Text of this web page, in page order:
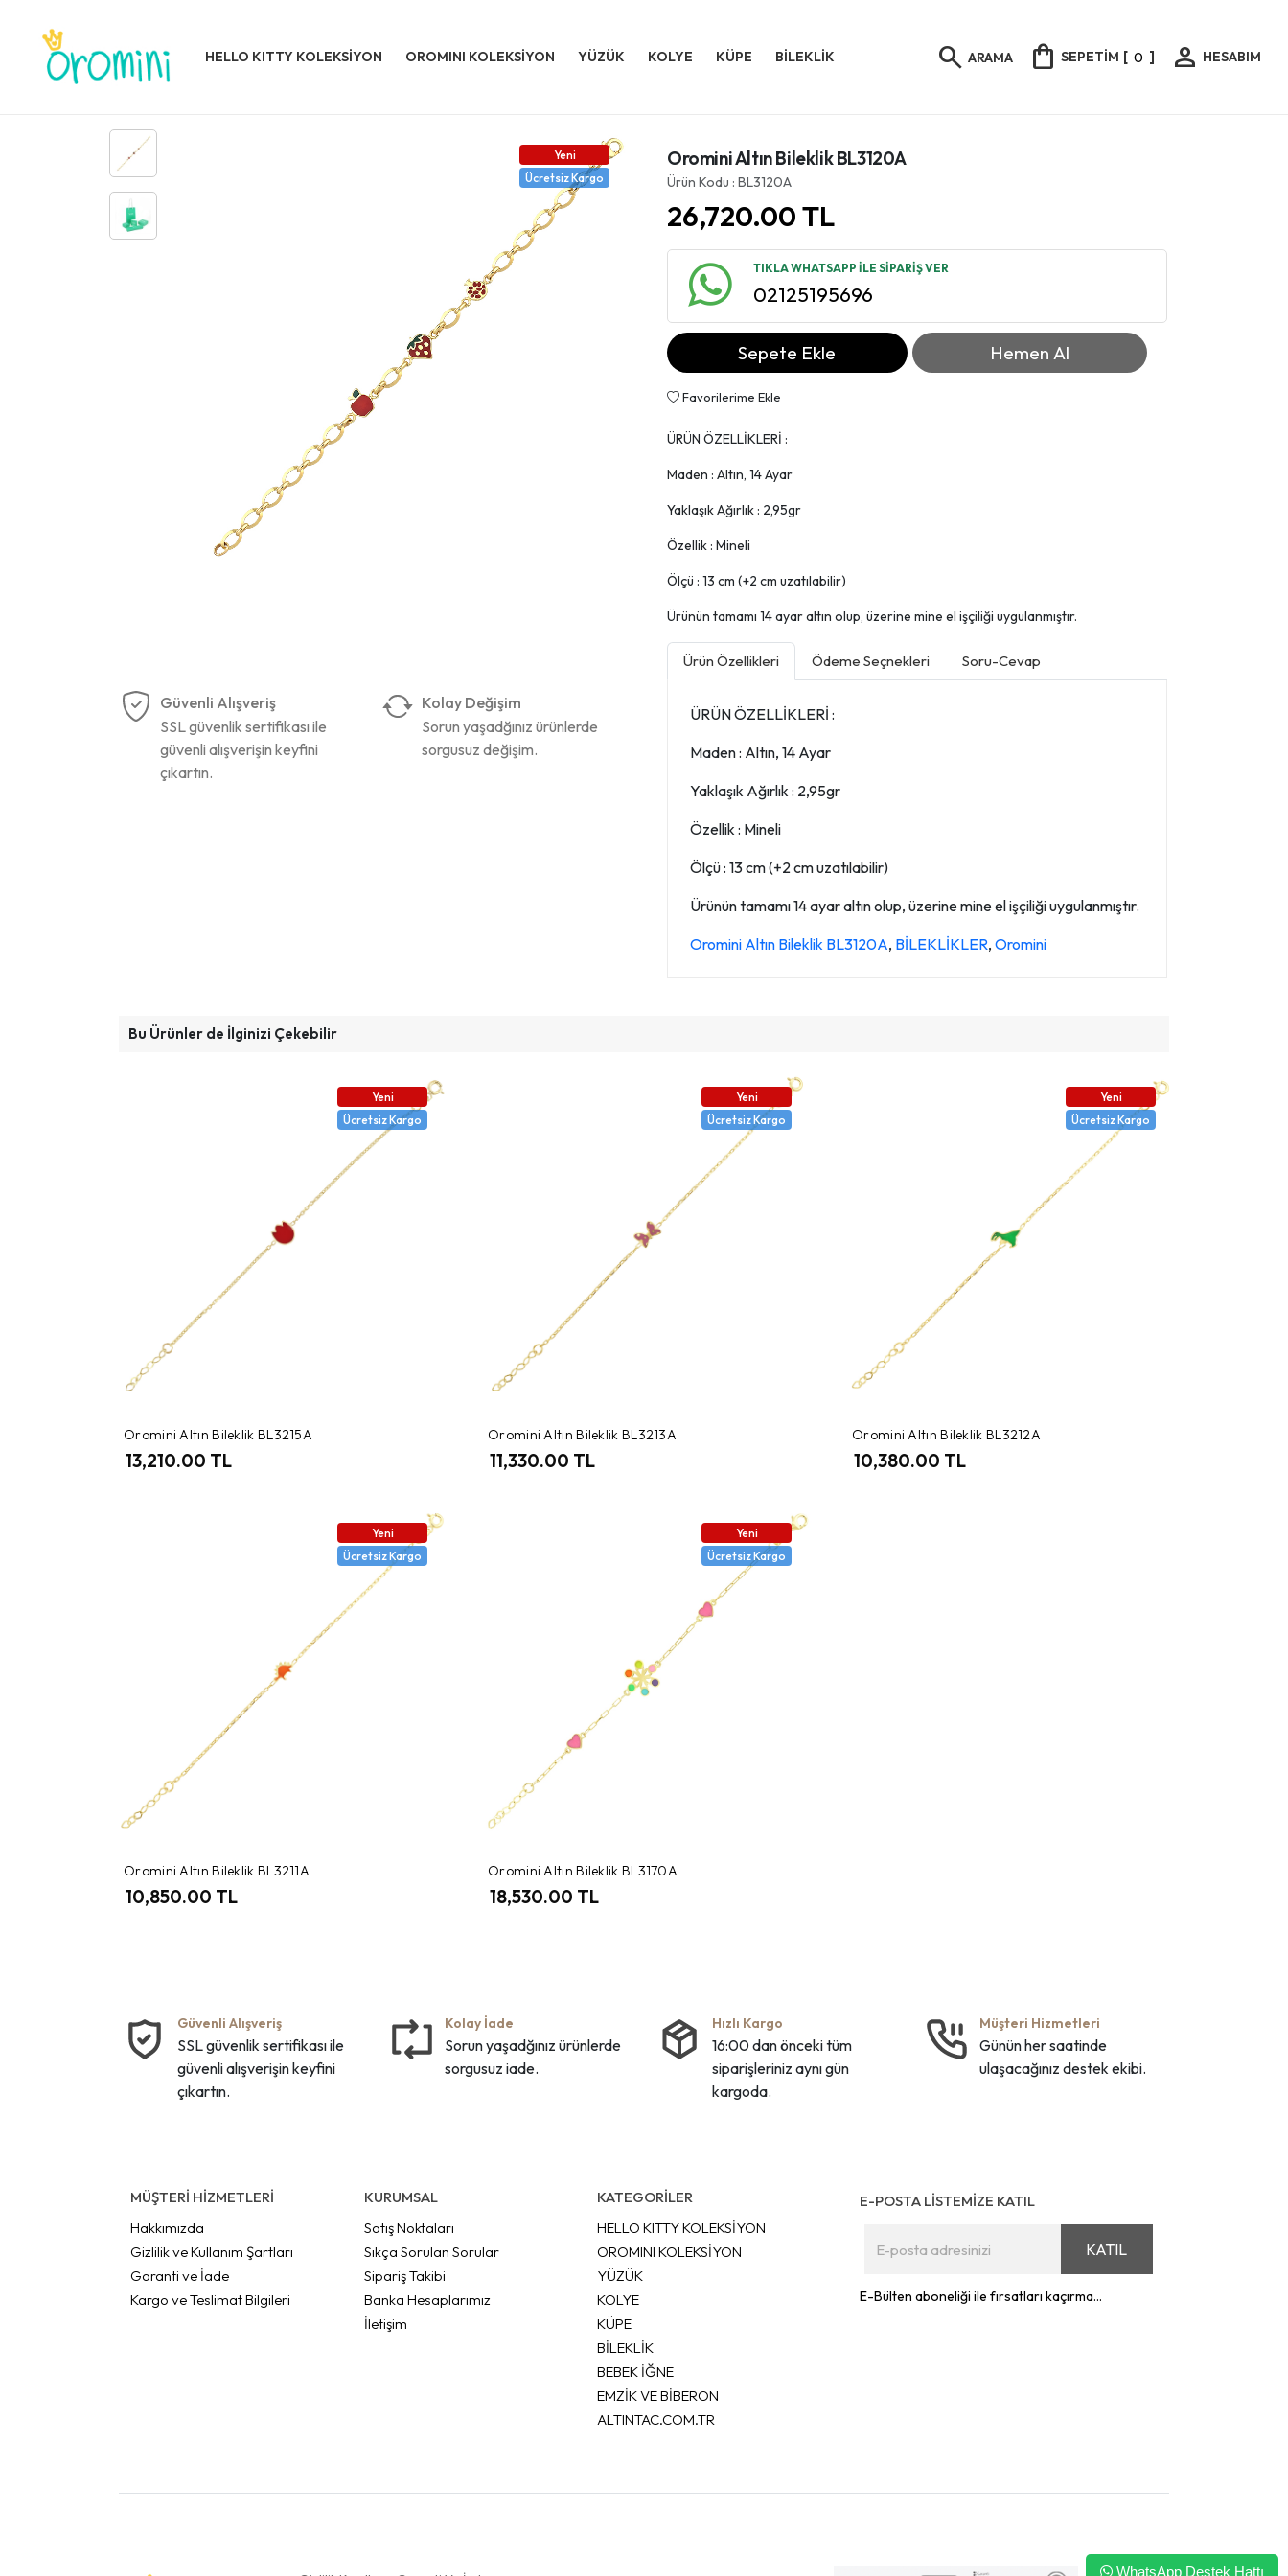
HELLO KITTY KOLEKSİYON OROMINI KOLEKSİYON YÜZÜK KOLYE KÜPE BİLEKLİK search ARAMA shopping_bag SEPETİM [ 0 ] person HESABIM
Yeni
Ücretsiz Kargo
Güvenli Alışveriş
SSL güvenlik sertifikası ile
güvenli alışverişin keyfini
çıkartın.
Kolay Değişim
Sorun yaşadğınız ürünlerde
sorgusuz değişim.
Oromini Altın Bileklik BL3120A
Ürün Kodu : BL3120A
26,720.00TL
TIKLA WHATSAPP İLE SİPARİŞ VER
02125195696
Sepete Ekle Hemen Al
Favorilerime Ekle
ÜRÜN ÖZELLİKLERİ :
Maden : Altın, 14 Ayar
Yaklaşık Ağırlık : 2,95gr
Özellik : Mineli
Ölçü : 13 cm (+2 cm uzatılabilir)
Ürünün tamamı 14 ayar altın olup, üzerine mine el işçiliği uygulanmıştır.
Ürün Özellikleri Ödeme Seçnekleri Soru-Cevap
ÜRÜN ÖZELLİKLERİ :
Maden : Altın, 14 Ayar
Yaklaşık Ağırlık : 2,95gr
Özellik : Mineli
Ölçü : 13 cm (+2 cm uzatılabilir)
Ürünün tamamı 14 ayar altın olup, üzerine mine el işçiliği uygulanmıştır.
Oromini Altın Bileklik BL3120A, BİLEKLİKLER, Oromini
Bu Ürünler de İlginizi Çekebilir
Yeni
Ücretsiz Kargo
Oromini Altın Bileklik BL3215A
13,210.00 TL
Yeni
Ücretsiz Kargo
Oromini Altın Bileklik BL3213A
11,330.00 TL
Yeni
Ücretsiz Kargo
Oromini Altın Bileklik BL3212A
10,380.00 TL
Yeni
Ücretsiz Kargo
Oromini Altın Bileklik BL3211A
10,850.00 TL
Yeni
Ücretsiz Kargo
Oromini Altın Bileklik BL3170A
18,530.00 TL
Güvenli Alışveriş
SSL güvenlik sertifikası ile
güvenli alışverişin keyfini
çıkartın.
Kolay İade
Sorun yaşadğınız ürünlerde
sorgusuz iade.
Hızlı Kargo
16:00 dan önceki tüm
siparişleriniz aynı gün
kargoda.
Müşteri Hizmetleri
Günün her saatinde
ulaşacağınız destek ekibi.
MÜŞTERİ HİZMETLERİ
Hakkımızda
Gizlilik ve Kullanım Şartları
Garanti ve İade
Kargo ve Teslimat Bilgileri
KURUMSAL
Satış Noktaları
Sıkça Sorulan Sorular
Sipariş Takibi
Banka Hesaplarımız
İletişim
KATEGORİLER
HELLO KITTY KOLEKSİYON
OROMINI KOLEKSİYON
YÜZÜK
KOLYE
KÜPE
BİLEKLİK
BEBEK İĞNE
EMZİK VE BİBERON
ALTINTAC.COM.TR
E-POSTA LİSTEMİZE KATIL
KATIL
E-Bülten aboneliği ile fırsatları kaçırma...
WhatsApp Destek Hattı